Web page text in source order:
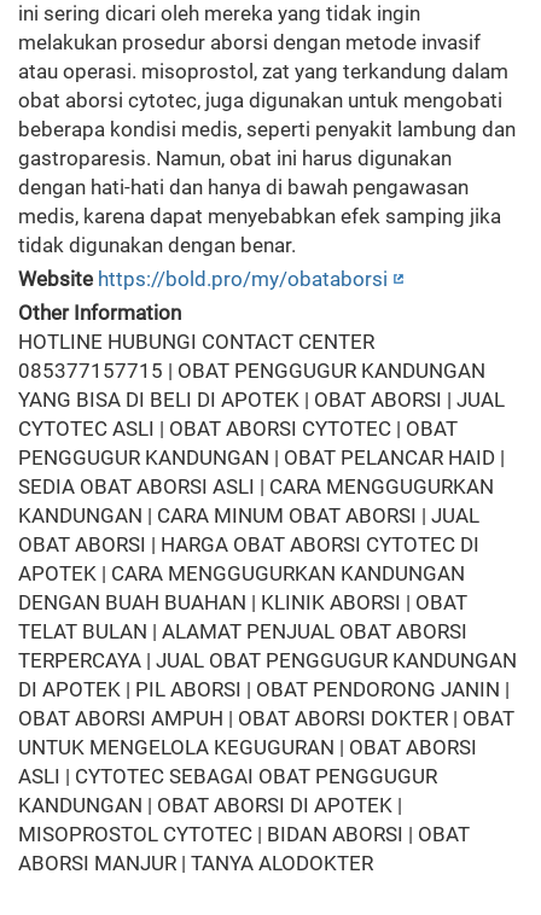
ini sering dicari oleh mereka yang tidak ingin
melakukan prosedur aborsi dengan metode invasif
atau operasi. misoprostol, zat yang terkandung dalam
obat aborsi cytotec, juga digunakan untuk mengobati
beberapa kondisi medis, seperti penyakit lambung dan
gastroparesis. Namun, obat ini harus digunakan
dengan hati-hati dan hanya di bawah pengawasan
medis, karena dapat menyebabkan efek samping jika
tidak digunakan dengan benar.
Website https://bold.pro/my/obataborsi
Other Information
HOTLINE HUBUNGI CONTACT CENTER
085377157715 | OBAT PENGGUGUR KANDUNGAN
YANG BISA DI BELI DI APOTEK | OBAT ABORSI | JUAL
CYTOTEC ASLI | OBAT ABORSI CYTOTEC | OBAT
PENGGUGUR KANDUNGAN | OBAT PELANCAR HAID |
SEDIA OBAT ABORSI ASLI | CARA MENGGUGURKAN
KANDUNGAN | CARA MINUM OBAT ABORSI | JUAL
OBAT ABORSI | HARGA OBAT ABORSI CYTOTEC DI
APOTEK | CARA MENGGUGURKAN KANDUNGAN
DENGAN BUAH BUAHAN | KLINIK ABORSI | OBAT
TELAT BULAN | ALAMAT PENJUAL OBAT ABORSI
TERPERCAYA | JUAL OBAT PENGGUGUR KANDUNGAN
DI APOTEK | PIL ABORSI | OBAT PENDORONG JANIN |
OBAT ABORSI AMPUH | OBAT ABORSI DOKTER | OBAT
UNTUK MENGELOLA KEGUGURAN | OBAT ABORSI
ASLI | CYTOTEC SEBAGAI OBAT PENGGUGUR
KANDUNGAN | OBAT ABORSI DI APOTEK |
MISOPROSTOL CYTOTEC | BIDAN ABORSI | OBAT
ABORSI MANJUR | TANYA ALODOKTER